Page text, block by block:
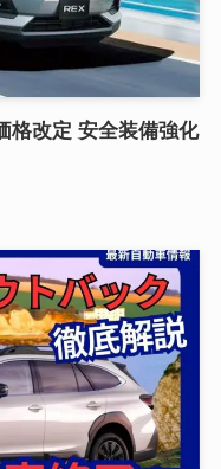
格改定 安全装備強化